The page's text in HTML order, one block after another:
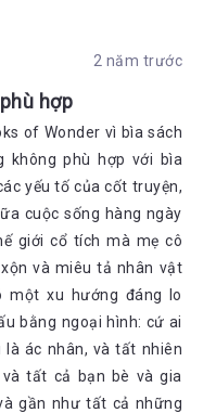
2 năm trước
hợp
of Wonder vì bìa sách
không phù hợp với bìa
yếu tố của cốt truyện,
cuộc sống hàng ngày
giới cổ tích mà mẹ cô
và miêu tả nhân vật
một xu hướng đáng lo
bằng ngoại hình: cứ ai
là ác nhân, và tất nhiên
tất cả bạn bè và gia
gần như tất cả những